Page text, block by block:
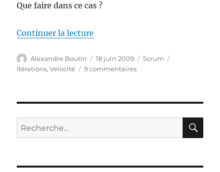
Que faire dans ce cas ?
Continuer la lecture
Auteur
Alexandre Boutin
Publié
le
18 juin 2009 Catégories
Scrum
Itérations,Velocité 9 commentairessur
Recherche
pour :